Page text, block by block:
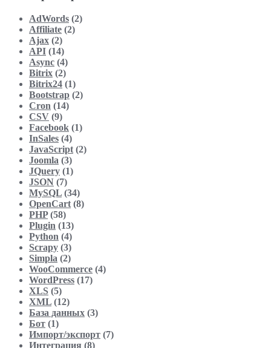
AdWords (2)
Affiliate (2)
Ajax (2)
API (14)
Async (4)
Bitrix (2)
Bitrix24 (1)
Bootstrap (2)
Cron (14)
CSV (9)
Facebook (1)
InSales (4)
JavaScript (2)
Joomla (3)
JQuery (1)
JSON (7)
MySQL (34)
OpenCart (8)
PHP(58)
Plugin (13)
Python (4)
Scrapy (3)
Simpla (2)
WooCommerce (4)
WordPress (17)
XLS (5)
XML (12)
База данных (3)
Бот (1)
Импорт/экспорт (7)
Интеграция (8)